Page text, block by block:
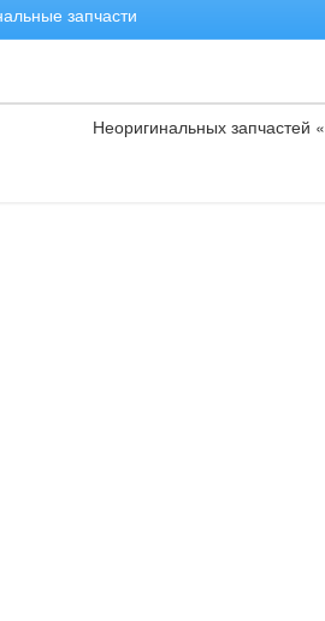
запчасти
Неоригинальных запчастей